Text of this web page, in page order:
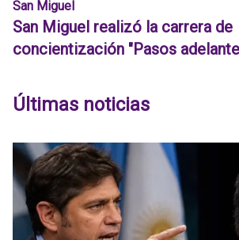
San Miguel
San Miguel realizó la carrera de
concientización "Pasos
Últimas noticias